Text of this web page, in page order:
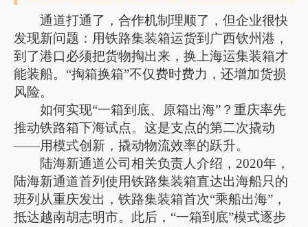
通道打通了，合作机制理顺了，但企业很快
发现新问题：用铁路集装箱运货到广西钦州港，
到了港口必须把货物掏出来，换上海运集装箱才
能装船。“掏箱换箱”不仅费时费力，还增加货损
风险。
如何实现“一箱到底、原箱出海”？重庆率先
推动铁路箱下海试点。这是支点的第二次撬动
——用模式创新，撬动物流效率的跃升。
陆海新通道公司相关负责人介绍，2020年，
陆海新通道首列使用铁路集装箱直达出海船只的
班列从重庆发出，铁路集装箱首次“乘船出海”，
抵达越南胡志明市。此后，“一箱到底”模式逐步